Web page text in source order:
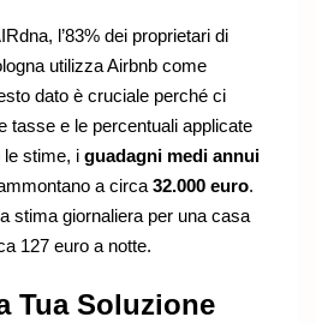
l’83% dei proprietari di
utilizzaAirbnb come
dato è cruciale perché ci
tasse e le percentuali applicate
le stime, i guadagni medi annui
a circa 32.000 euro.
stima giornaliera per una casa
127 euro a notte.
Tua Soluzione